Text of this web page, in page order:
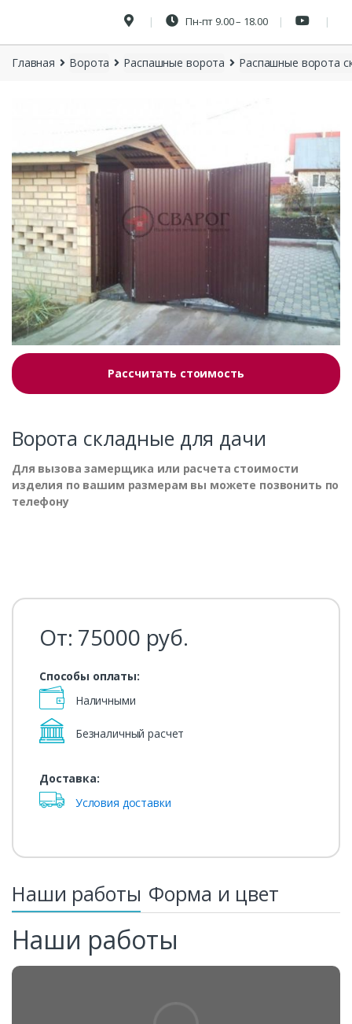
Пн-пт 9.00 – 18.00
Главная Ворота Распашные ворота Распашные ворота
Рассчитать стоимость
Ворота складные для дачи
Для вызова замерщика или расчета стоимости
изделия по вашим размерам вы можете позвонить по
телефону
От: 75000 руб.
Способы оплаты:
Наличными
Безналичный расчет
Доставка:
Условия доставки
Наши работы Форма и цвет
Наши работы